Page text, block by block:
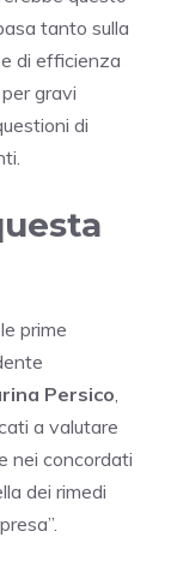
tanto sulla
di efficienza
gravi
di
prime
Persico
a valutare
nei concordati
dei rimedi